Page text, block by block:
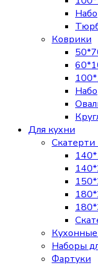
Коврики
Для кухни
Скатерти
Наборы
Фартуки